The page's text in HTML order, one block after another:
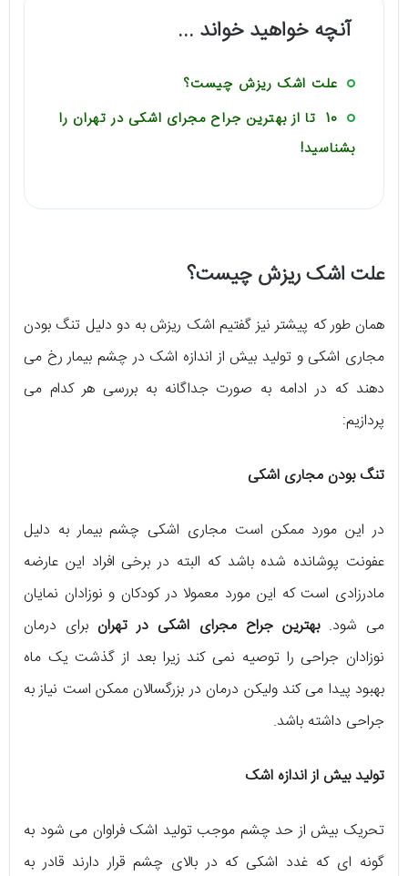
آنچه خواهید خواند ...
علت اشک ریزش چیست؟
10 تا از بهترین جراح مجرای اشکی در تهران را
بشناسید!
علت اشک ریزش چیست؟
همان طور که پیشتر نیز گفتیم اشک ریزش به دو دلیل تنگ بودن
مجاری اشکی و تولید بیش از اندازه اشک در چشم بیمار رخ می
دهند که در ادامه به صورت جداگانه به بررسی هر کدام می
پردازیم:
تنگ بودن مجاری اشکی
در این مورد ممکن است مجاری اشکی چشم بیمار به دلیل
عفونت پوشانده شده باشد که البته در برخی افراد این عارضه
مادرزادی است که این مورد معمولا در کودکان و نوزادان نمایان
می شود.بهترین جراح مجرای اشکی در تهران برای درمان
نوزادان جراحی را توصیه نمی کند زیرا بعد از گذشت یک ماه
بهبود پیدا می کند ولیکن درمان در بزرگسالان ممکن است نیاز به
جراحی داشته باشد.
تولید بیش از اندازه اشک
تحریک بیش از حد چشم موجب تولید اشک فراوان می شود به
گونه ای که غدد اشکی که در بالای چشم قرار دارند قادر به